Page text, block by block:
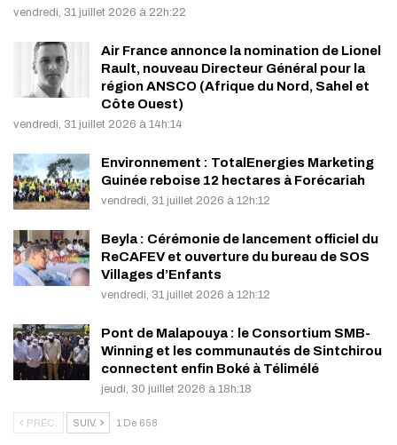
vendredi, 31 juillet 2026 à 22h:22
Air France annonce la nomination de Lionel
Rault, nouveau Directeur Général pour la
région ANSCO (Afrique du Nord, Sahel et
Côte Ouest)
vendredi, 31 juillet 2026 à 14h:14
Environnement : TotalEnergies Marketing
Guinée reboise 12 hectares à Forécariah
vendredi, 31 juillet 2026 à 12h:12
Beyla : Cérémonie de lancement officiel du
ReCAFEV et ouverture du bureau de SOS
Villages d’Enfants
vendredi, 31 juillet 2026 à 12h:12
Pont de Malapouya : le Consortium SMB-
Winning et les communautés de Sintchirou
connectent enfin Boké à Télimélé
jeudi, 30 juillet 2026 à 18h:18
PRÉC. SUIV. 1 De 658